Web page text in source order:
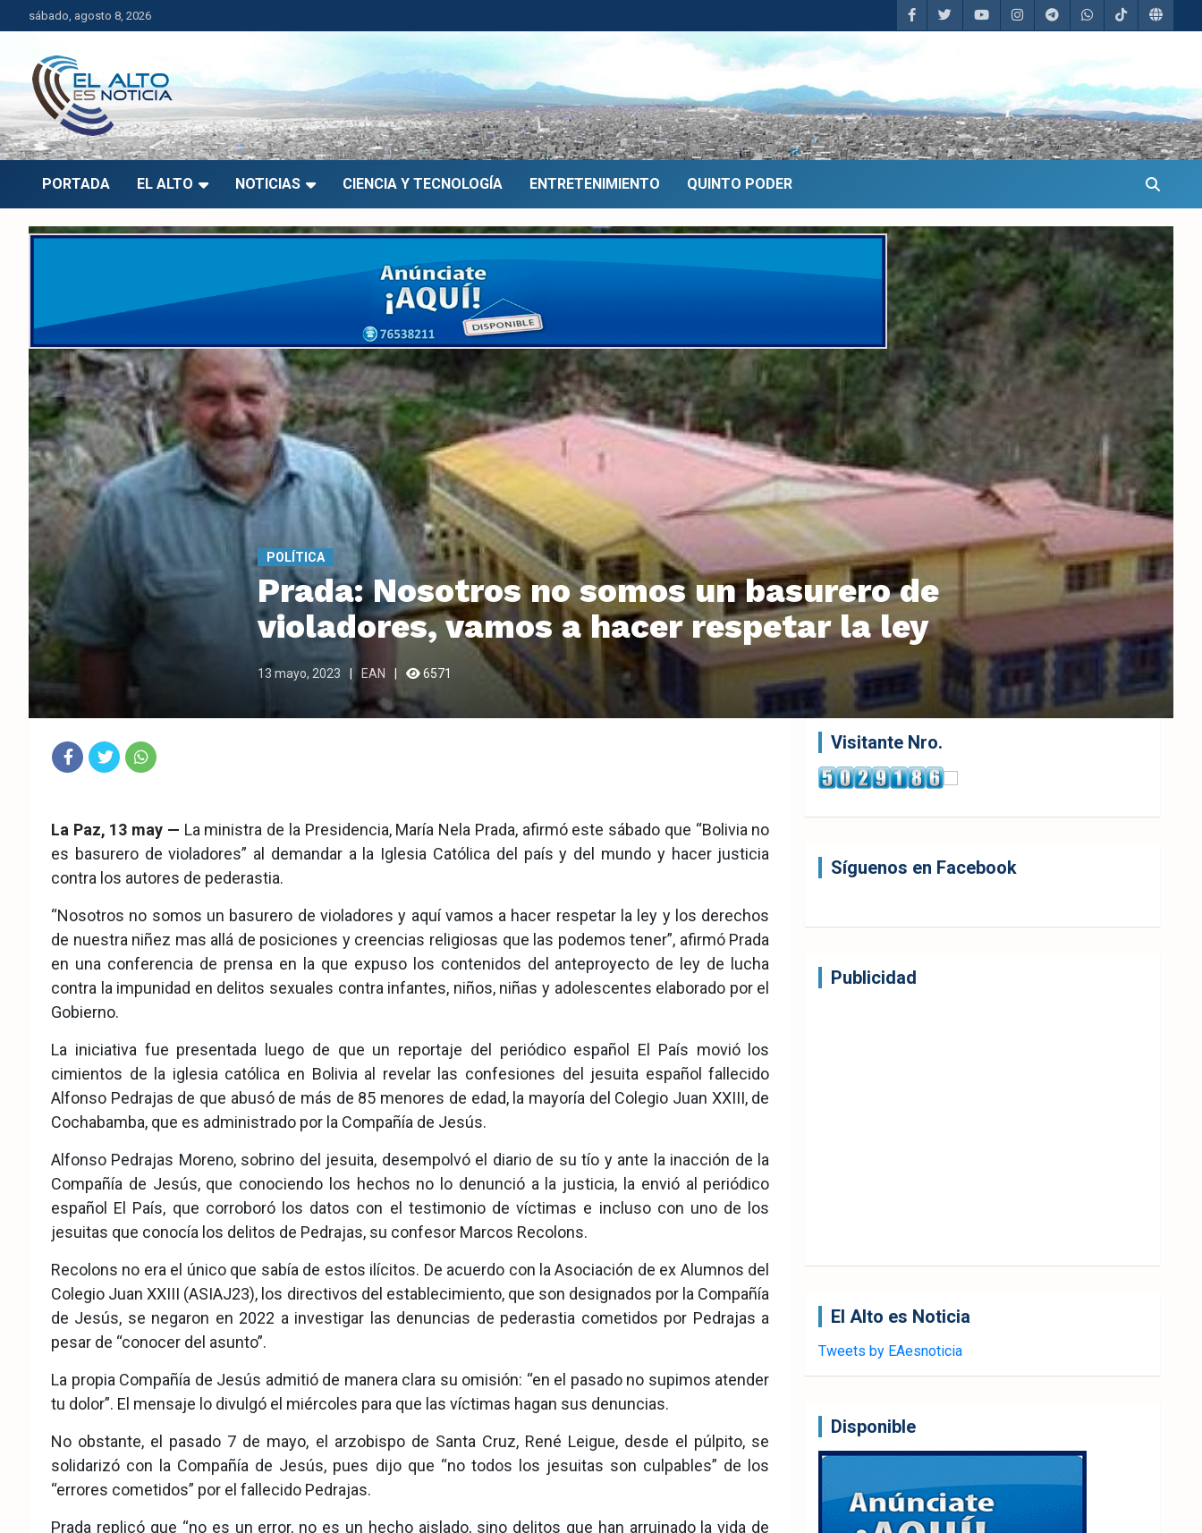
Saltar
al
contenido
sábado, agosto 8, 2026
El Alto es Noticia
Últimas noticias de El Alto, Bolivia y el mundo.
PORTADA EL ALTO NOTICIAS CIENCIA Y TECNOLOGÍA ENTRETENIMIENTO QUINTO PODER
POLÍTICA
Prada: Nosotros no somos un basurero de
violadores, vamos a hacer respetar la ley
13 mayo, 2023 EAN 6571
ook
pp
La Paz, 13 may — La ministra de la Presidencia, María Nela Prada, afirmó este sábado que “Bolivia no
es basurero de violadores” al demandar a la Iglesia Católica del país y del mundo y hacer justicia
contra los autores de pederastia.
“Nosotros no somos un basurero de violadores y aquí vamos a hacer respetar la ley y los derechos
de nuestra niñez mas allá de posiciones y creencias religiosas que las podemos tener”, afirmó Prada
en una conferencia de prensa en la que expuso los contenidos del anteproyecto de ley de lucha
contra la impunidad en delitos sexuales contra infantes, niños, niñas y adolescentes elaborado por el
Gobierno.
La iniciativa fue presentada luego de que un reportaje del periódico español El País movió los
cimientos de la iglesia católica en Bolivia al revelar las confesiones del jesuita español fallecido
Alfonso Pedrajas de que abusó de más de 85 menores de edad, la mayoría del Colegio Juan XXIII, de
Cochabamba, que es administrado por la Compañía de Jesús.
Alfonso Pedrajas Moreno, sobrino del jesuita, desempolvó el diario de su tío y ante la inacción de la
Compañía de Jesús, que conociendo los hechos no lo denunció a la justicia, la envió al periódico
español El País, que corroboró los datos con el testimonio de víctimas e incluso con uno de los
jesuitas que conocía los delitos de Pedrajas, su confesor Marcos Recolons.
Recolons no era el único que sabía de estos ilícitos. De acuerdo con la Asociación de ex Alumnos del
Colegio Juan XXIII (ASIAJ23), los directivos del establecimiento, que son designados por la Compañía
de Jesús, se negaron en 2022 a investigar las denuncias de pederastia cometidos por Pedrajas a
pesar de “conocer del asunto”.
La propia Compañía de Jesús admitió de manera clara su omisión: “en el pasado no supimos atender
tu dolor”. El mensaje lo divulgó el miércoles para que las víctimas hagan sus denuncias.
No obstante, el pasado 7 de mayo, el arzobispo de Santa Cruz, René Leigue, desde el púlpito, se
solidarizó con la Compañía de Jesús, pues dijo que “no todos los jesuitas son culpables” de los
“errores cometidos” por el fallecido Pedrajas.
Prada replicó que “no es un error, no es un hecho aislado, sino delitos que han arruinado la vida de
Visitante Nro.
Síguenos en Facebook
Publicidad
El Alto es Noticia
Tweets by EAesnoticia
Disponible